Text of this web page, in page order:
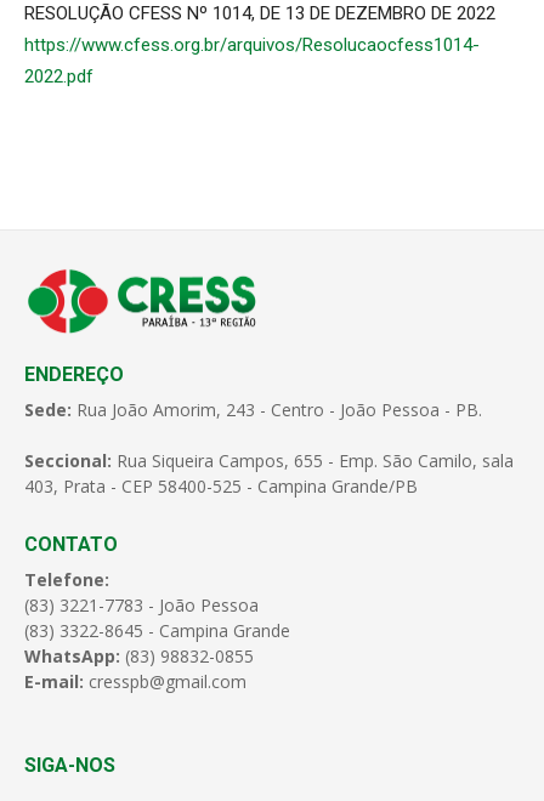
RESOLUÇÃO CFESS Nº 1014, DE 13 DE DEZEMBRO DE 2022
https://www.cfess.org.br/arquivos/Resolucaocfess1014-
2022.pdf
ENDEREÇO
Sede: Rua João Amorim, 243 - Centro - João Pessoa - PB.
Seccional: Rua Siqueira Campos, 655 - Emp. São Camilo, sala
403, Prata - CEP 58400-525 - Campina Grande/PB
CONTATO
Telefone:
(83) 3221-7783 - João Pessoa
(83) 3322-8645 - Campina Grande
WhatsApp: (83) 98832-0855
E-mail: cresspb@gmail.com
SIGA-NOS